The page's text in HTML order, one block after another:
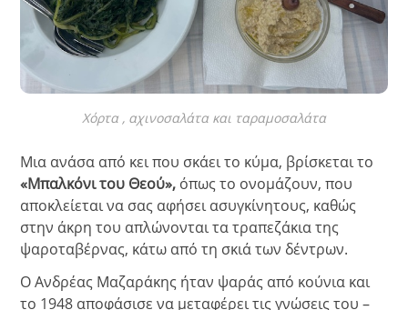
Χόρτα , αχινοσαλάτα και ταραμοσαλάτα
Μια ανάσα από κει που σκάει το κύμα, βρίσκεται το
«Μπαλκόνι του Θεού», όπως το ονομάζουν, που
αποκλείεται να σας αφήσει ασυγκίνητους, καθώς
στην άκρη του απλώνονται τα τραπεζάκια της
ψαροταβέρνας, κάτω από τη σκιά των δέντρων.
Ο Ανδρέας Μαζαράκης ήταν ψαράς από κούνια και
το 1948 αποφάσισε να μεταφέρει τις γνώσεις του –